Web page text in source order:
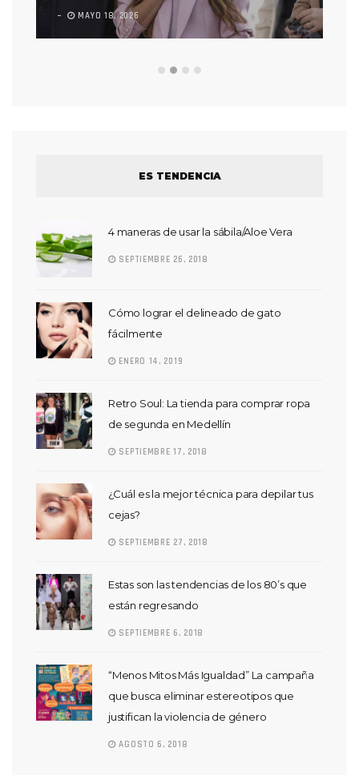
MAYO 18, 2026
ES TENDENCIA
4 maneras de usar la sábila/Aloe Vera
SEPTIEMBRE 26, 2018
Cómo lograr el delineado de gato
fácilmente
ENERO 14, 2019
Retro Soul: La tienda para comprar ropa
de segunda en Medellín
SEPTIEMBRE 17, 2018
¿Cuál es la mejor técnica para depilar tus
cejas?
SEPTIEMBRE 27, 2018
Estas son las tendencias de los 80’s que
están regresando
SEPTIEMBRE 6, 2018
“Menos Mitos Más Igualdad” La campaña
que busca eliminar estereotipos que
justifican la violencia de género
AGOSTO 6, 2018